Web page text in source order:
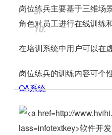
岗位练兵主要基于三维场
角色对员工进行在线训练
在培训系统中用户可以在
岗位练兵的训练内容可个
OA系统
9.
10.